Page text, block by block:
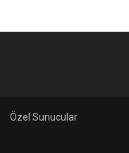
Özel Sunucular